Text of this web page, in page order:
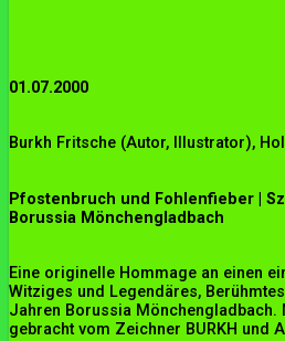
01.07.2000
Burkh Fritsche (Autor, Illustrator),
Pfostenbruch und Fohlenfieber |
Borussia Mönchengladbach
Eine originelle Hommage an einen
Witziges und Legendäres,
Jahren Borussia Mönchengladbach.
gebracht vom Zeichner BURKH und